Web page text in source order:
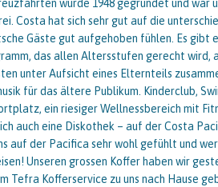
wurde 1948 gegründet und war
Costa hat sich sehr gut auf die
Gäste gut aufgehoben fühlen. Es gibt
das allen Altersstufen gerecht wird,
unter Aufsicht eines Elternteils
für das ältere Publikum. Kinderclub,
ein riesiger Wellnessbereich mit
auch eine Diskothek – auf der Costa
auf der Pacifica sehr wohl gefühlt und
Unseren grossen Koffer haben wir
Tefra Kofferservice zu uns nach Hause